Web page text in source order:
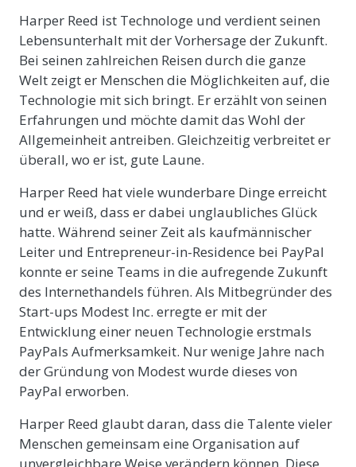
Harper Reed ist Technologe und verdient seinen
Lebensunterhalt mit der Vorhersage der Zukunft.
Bei seinen zahlreichen Reisen durch die ganze
Welt zeigt er Menschen die Möglichkeiten auf, die
Technologie mit sich bringt. Er erzählt von seinen
Erfahrungen und möchte damit das Wohl der
Allgemeinheit antreiben. Gleichzeitig verbreitet er
überall, wo er ist, gute Laune.
Harper Reed hat viele wunderbare Dinge erreicht
und er weiß, dass er dabei unglaubliches Glück
hatte. Während seiner Zeit als kaufmännischer
Leiter und Entrepreneur-in-Residence bei PayPal
konnte er seine Teams in die aufregende Zukunft
des Internethandels führen. Als Mitbegründer des
Start-ups Modest Inc. erregte er mit der
Entwicklung einer neuen Technologie erstmals
PayPals Aufmerksamkeit. Nur wenige Jahre nach
der Gründung von Modest wurde dieses von
PayPal erworben.
Harper Reed glaubt daran, dass die Talente vieler
Menschen gemeinsam eine Organisation auf
unvergleichbare Weise verändern können. Diese